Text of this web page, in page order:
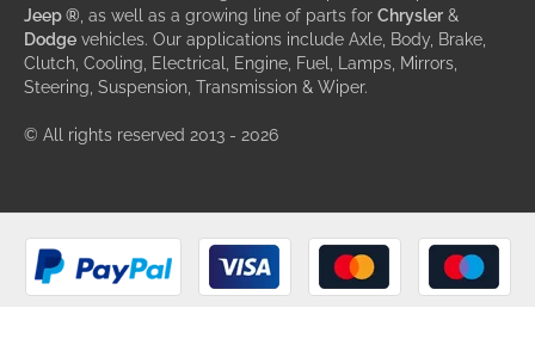
Jeep ®, as well as a growing line of parts for Chrysler &
Dodge vehicles. Our applications include Axle, Body, Brake,
Clutch, Cooling, Electrical, Engine, Fuel, Lamps, Mirrors,
Steering, Suspension, Transmission & Wiper.
© All rights reserved 2013 - 2026